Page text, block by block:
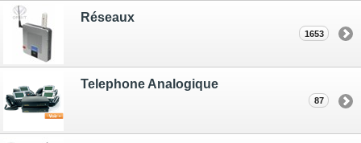
Réseaux
1653
Telephone Analogique
87